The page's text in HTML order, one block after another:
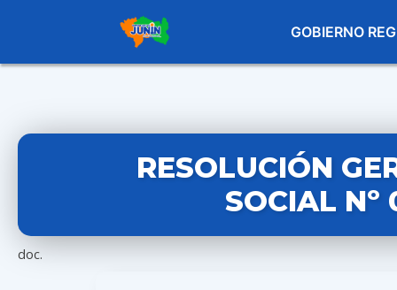
GOBIERNO
RESOLUCIÓN
SOCIAL Nº
doc.